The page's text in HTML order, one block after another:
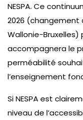
NESPA. Ce
2026
Wallonie-
accompagnera le
perméabilité
l’enseignement
Si NESPA est
niveau de